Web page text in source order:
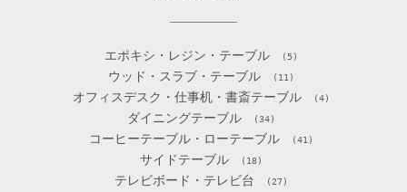
エポキシ・レジン・テーブル (5)
ウッド・スラブ・テーブル (11)
オフィスデスク・仕事机・書斎テーブル (4)
ダイニングテーブル (34)
コーヒーテーブル・ローテーブル (41)
サイドテーブル (18)
テレビボード・テレビ台 (27)